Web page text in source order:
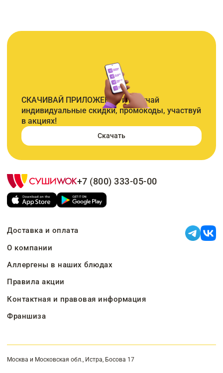
СКАЧИВАЙ ПРИЛОЖЕНИЕ и получай
индивидуальные скидки, промокоды, участвуй
в акциях!
Скачать
+7 (800) 333-05-00
Доставка и оплата
О компании
Аллергены в наших блюдах
Правила акции
Контактная и правовая информация
Франшиза
Москва и Московская обл., Истра, Босова 17